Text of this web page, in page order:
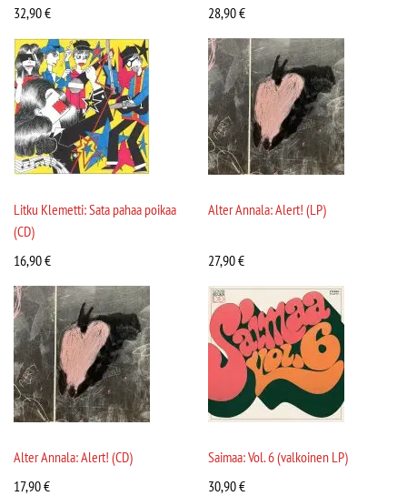
32,90€ 28,90€
Litku Klemetti: Sata pahaa poikaa
(CD)
16,90€
Alter Annala: Alert! (LP)
27,90€
Alter Annala: Alert! (CD)
17,90€
Saimaa: Vol. 6 (valkoinen LP)
30,90€